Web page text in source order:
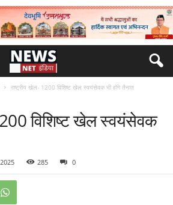
राष्ट्रीय खेल- 1200 विशिष्ट खेल स्वयंसेवक भी होंगे तैनात
विशिष्ट खेल स्वयंसेवक
285 0